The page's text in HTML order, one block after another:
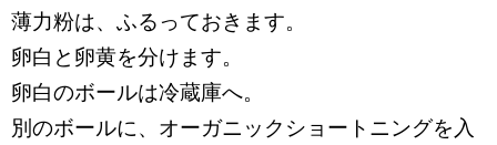
薄力粉は、ふるっておきます。
卵白と卵黄を分けます。
卵白のボールは冷蔵庫へ。
別のボールに、オーガニックショートニングを入